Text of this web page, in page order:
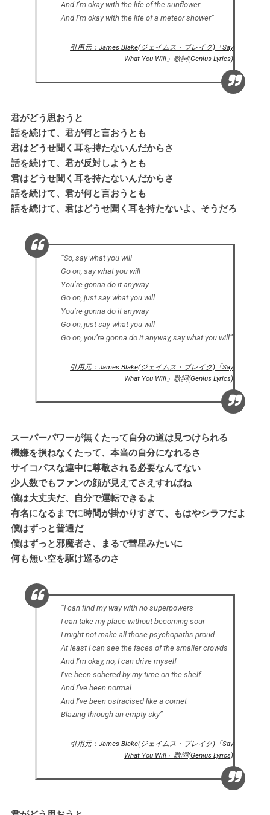
And I’m okay with the life of the sunflower
And I’m okay with the life of a meteor shower”
引用元：James Blake(ジェイムス・ブレイク)「Say
What You Will」歌詞(Genius Lyrics)
君がどう思おうと
話を続けて、君が何と言おうとも
君はどうせ聞く耳を持たないんだからさ
話を続けて、君が反対しようとも
君はどうせ聞く耳を持たないんだからさ
話を続けて、君が何と言おうとも
話を続けて、君はどうせ聞く耳を持たないよ、そうだろ
“So, say what you will
Go on, say what you will
You’re gonna do it anyway
Go on, just say what you will
You’re gonna do it anyway
Go on, just say what you will
Go on, you’re gonna do it anyway, say what you will”
引用元：James Blake(ジェイムス・ブレイク)「Say
What You Will」歌詞(Genius Lyrics)
スーパーパワーが無くたって自分の道は見つけられる
機嫌を損ねなくたって、本当の自分になれるさ
サイコパスな連中に尊敬される必要なんてない
少人数でもファンの顔が見えてさえすればね
僕は大丈夫だ、自分で運転できるよ
有名になるまでに時間が掛かりすぎて、もはやシラフだよ
僕はずっと普通だ
僕はずっと邪魔者さ、まるで彗星みたいに
何も無い空を駆け巡るのさ
“I can find my way with no superpowers
I can take my place without becoming sour
I might not make all those psychopaths proud
At least I can see the facеs of the smaller crowds
And I’m okay, no, I can drive mysеlf
I’ve been sobered by my time on the shelf
And I’ve been normal
And I’ve been ostracised like a comet
Blazing through an empty sky”
引用元：James Blake(ジェイムス・ブレイク)「Say
What You Will」歌詞(Genius Lyrics)